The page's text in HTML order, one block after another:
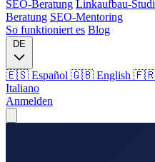
SEO-Beratung Linkaufbau-
Beratung SEO-Mentoring
So funktioniert es Blog
DE
🇪🇸 Español 🇬🇧 English 🇫🇷
Italiano
Anmelden